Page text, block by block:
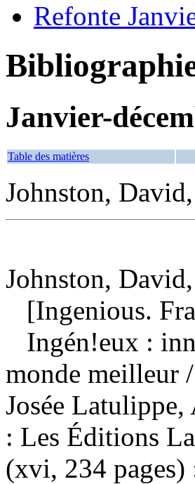
Refonte
Janvier-
Table des matières
Johnston,
Johnston,
[Ingenious.
Ingén!eux :
monde meilleur
Josée
: Les Éditions
(xvi, 234